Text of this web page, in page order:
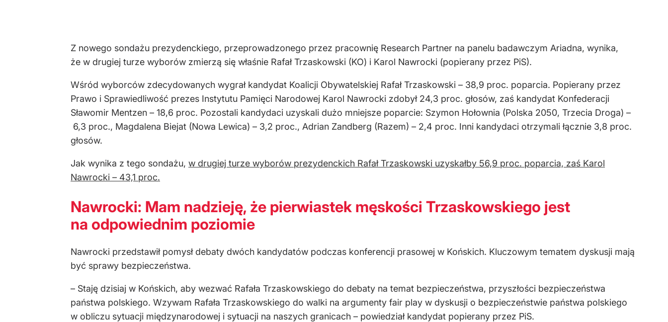
Z nowego sondażu prezydenckiego, przeprowadzonego przez pracownię Research Partner na panelu badawczym Ariadna, wynika,
że w drugiej turze wyborów zmierzą się właśnie Rafał Trzaskowski (KO) i Karol Nawrocki (popierany przez PiS).
Wśród wyborców zdecydowanych wygrał kandydat Koalicji Obywatelskiej Rafał Trzaskowski – 38,9 proc. poparcia. Popierany przez
Prawo i Sprawiedliwość prezes Instytutu Pamięci Narodowej Karol Nawrocki zdobył 24,3 proc. głosów, zaś kandydat Konfederacji
Sławomir Mentzen – 18,6 proc. Pozostali kandydaci uzyskali dużo mniejsze poparcie: Szymon Hołownia (Polska 2050, Trzecia Droga) –
6,3 proc., Magdalena Biejat (Nowa Lewica) – 3,2 proc., Adrian Zandberg (Razem) – 2,4 proc. Inni kandydaci otrzymali łącznie 3,8 proc.
głosów.
Jak wynika z tego sondażu, w drugiej turze wyborów prezydenckich Rafał Trzaskowski uzyskałby 56,9 proc. poparcia, zaś Karol
Nawrocki – 43,1 proc.
Nawrocki: Mam nadzieję, że pierwiastek męskości Trzaskowskiego jest
na odpowiednim poziomie
Nawrocki przedstawił pomysł debaty dwóch kandydatów podczas konferencji prasowej w Końskich. Kluczowym tematem dyskusji mają
być sprawy bezpieczeństwa.
– Staję dzisiaj w Końskich, aby wezwać Rafała Trzaskowskiego do debaty na temat bezpieczeństwa, przyszłości bezpieczeństwa
państwa polskiego. Wzywam Rafała Trzaskowskiego do walki na argumenty fair play w dyskusji o bezpieczeństwie państwa polskiego
w obliczu sytuacji międzynarodowej i sytuacji na naszych granicach – powiedział kandydat popierany przez PiS.